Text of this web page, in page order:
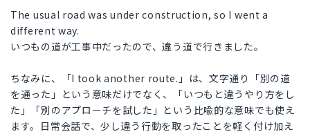
The usual road was under construction, so I went a
different way.
いつもの道が工事中だったので、違う道で行きました。
ちなみに、「I took another route.」は、文字通り「別の道
を通った」という意味だけでなく、「いつもと違うやり方をし
た」「別のアプローチを試した」という比喩的な意味でも使え
ます。日常会話で、少し違う行動を取ったことを軽く付け加え